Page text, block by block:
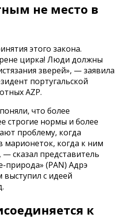
не место в
этого закона.
цирка! Люди должны
зверей», — заявила
португальской
AZP.
что более
строгие нормы и более
проблему, когда
когда к ним
— сказал представитель
(PAN) Адрэ
с идеей
к